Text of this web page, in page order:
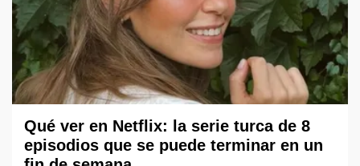
Qué ver en Netflix: la serie turca de 8
episodios que se puede terminar en un